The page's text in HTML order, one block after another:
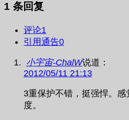
1 条回复
评论1
引用通告0
小宇宙-ChalW说道：
2012/05/11 21:13
3重保护不错，挺强悍。
度。